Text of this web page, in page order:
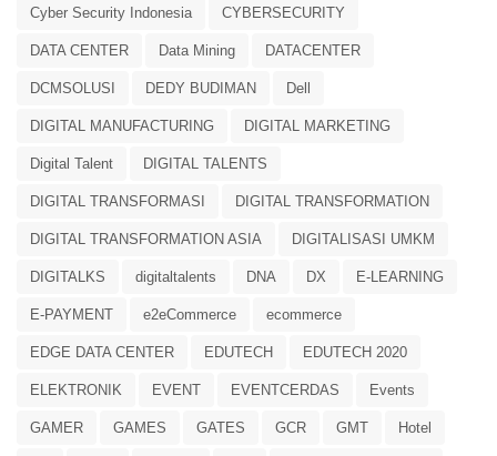
Cyber Security Indonesia CYBERSECURITY
DATA CENTER Data Mining DATACENTER
DCMSOLUSI DEDY BUDIMAN Dell
DIGITAL MANUFACTURING DIGITAL MARKETING
Digital Talent DIGITAL TALENTS
DIGITAL TRANSFORMASI DIGITAL TRANSFORMATION
DIGITAL TRANSFORMATION ASIA DIGITALISASI UMKM
DIGITALKS digitaltalents DNA DX E-LEARNING
E-PAYMENT e2eCommerce ecommerce
EDGE DATA CENTER EDUTECH EDUTECH 2020
ELEKTRONIK EVENT EVENTCERDAS Events
GAMER GAMES GATES GCR GMT Hotel